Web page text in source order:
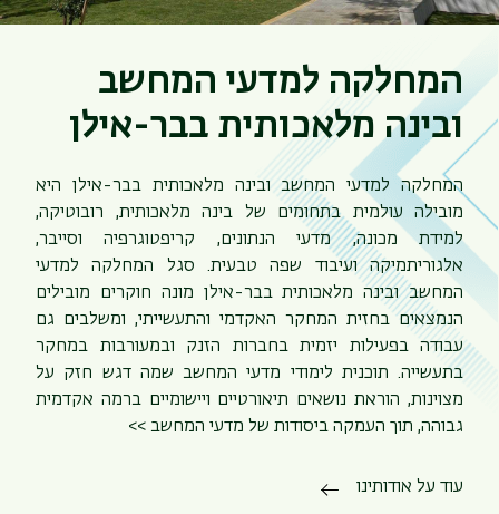
המחלקה למדעי המחשב
ובינה מלאכותית בבר-אילן
המחלקה למדעי המחשב ובינה מלאכותית בבר-אילן היא
מובילה עולמית בתחומים של בינה מלאכותית, רובוטיקה,
למידת מכונה, מדעי הנתונים, קריפטוגרפיה וסייבר,
אלגוריתמיקה ועיבוד שפה טבעית. סגל המחלקה למדעי
המחשב ובינה מלאכותית בבר-אילן מונה חוקרים מובילים
הנמצאים בחזית המחקר האקדמי והתעשייתי, ומשלבים גם
עבודה בפעילות יזמית בחברות הזנק ובמעורבות במחקר
בתעשייה. תוכנית לימודי מדעי המחשב שמה דגש חזק על
מצוינות, הוראת נושאים תיאורטיים ויישומיים ברמה אקדמית
גבוהה, תוך העמקה ביסודות של מדעי המחשב >>
עוד על אודותינו